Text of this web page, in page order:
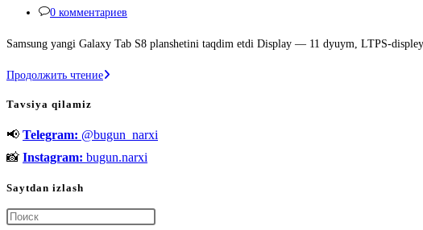
записи:
Комментарии
записи:
0 комментариев
Samsung yangi Galaxy Tab S8 planshetini taqdim etdi Display — 11 dyuym, LTPS-
Продолжить чтениеSamsung
Tab
S8
Tavsiya qilamiz
📢 Telegram: @bugun_narxi
📸 Instagram: bugun.narxi
Saytdan izlash